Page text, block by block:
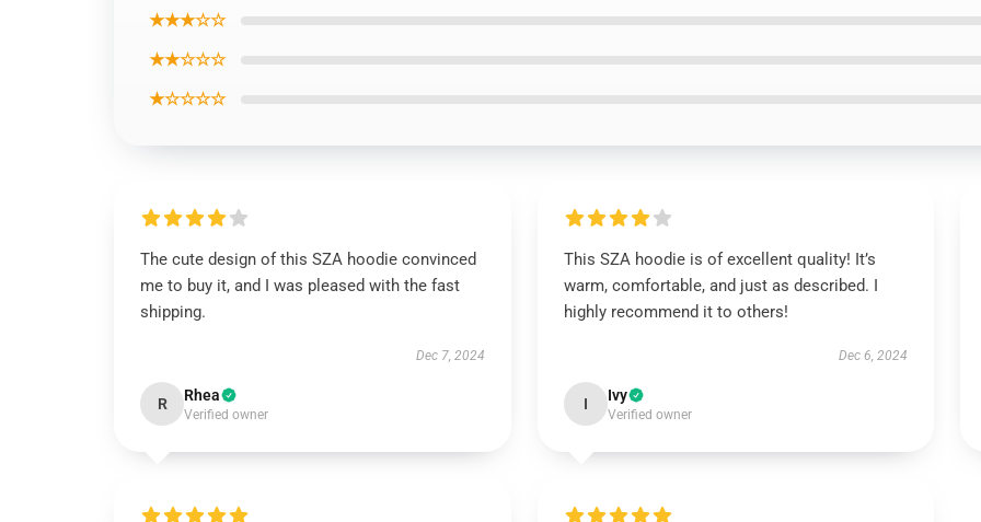
★★★☆☆
★★☆☆☆
★☆☆☆☆
The cute design of this SZA hoodie convinced
me to buy it, and I was pleased with the fast
shipping.
Dec 7, 2024
R Rhea
Verified owner
This SZA hoodie is of excellent quality! It’s
warm, comfortable, and just as described. I
highly recommend it to others!
Dec 6, 2024
I Ivy
Verified owner